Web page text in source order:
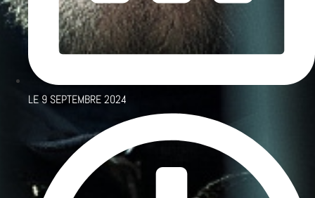
LE 9 SEPTEMBRE 2024